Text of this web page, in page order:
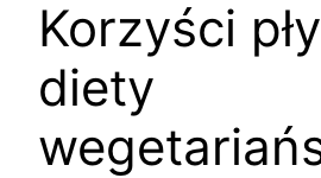
Korzyści
diety